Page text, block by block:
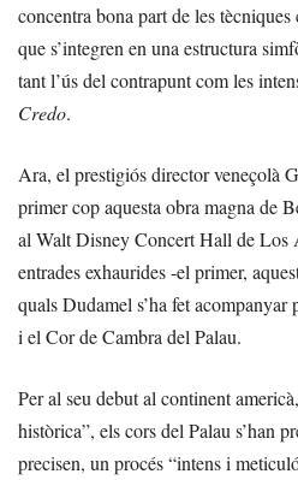
concentra bona part de les
que s’integren en una estructura
tant l’ús del contrapunt com les
Credo.
Ara, el prestigiós director veneçolà
primer cop aquesta obra magna de
al Walt Disney Concert Hall de Los
entrades exhaurides -el primer,
quals Dudamel s’ha fet acompanyar
i el Cor de Cambra del Palau.
Per al seu debut al continent
històrica”, els cors del Palau s’han
precisen, un procés “intens i